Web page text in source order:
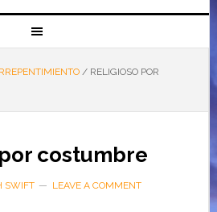
/RELIGIOSO POR
costumbre
SWIFT LEAVE A COMMENT